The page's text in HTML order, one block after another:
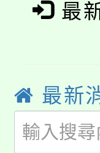
程，
系所
會
115
學
版
公告
代理
「
最
最新